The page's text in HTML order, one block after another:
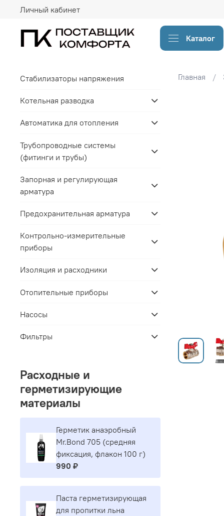
Личный кабинет
Каталог
Главная
Стабилизаторы напряжения
Котельная разводка
Автоматика для отопления
Трубопроводные системы
(фитинги и трубы)
Запорная и регулирующая
арматура
Предохранительная арматура
Контрольно-измерительные
приборы
Изоляция и расходники
Отопительные приборы
Насосы
Фильтры
Расходные и
герметизирующие
материалы
Герметик aнaэpoбный
Mr.Bond 705 (средняя
фиксация, флакон 100 г)
990 ₽
Паста герметизирующая
для пропитки льна